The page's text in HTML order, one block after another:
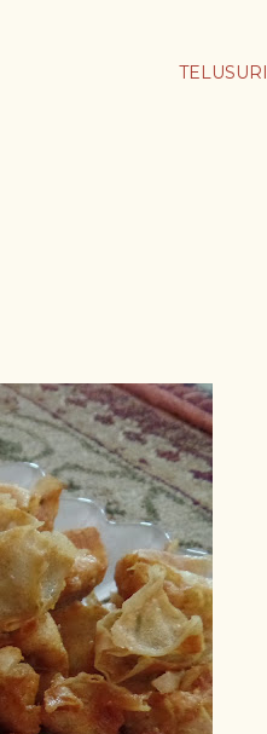
TELUSURI